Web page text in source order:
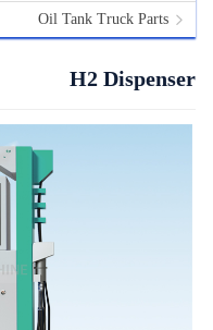
Oil Tank Truck Parts
H2 Dispenser